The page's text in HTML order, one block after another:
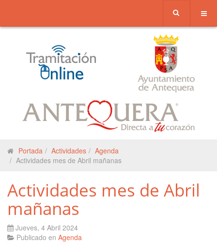
Portada Actividades
Agenda
Actividades mes de Abril mañanas
Actividades mes de Abril
mañanas
Jueves, 4 Abril 2024
Publicado en Agenda